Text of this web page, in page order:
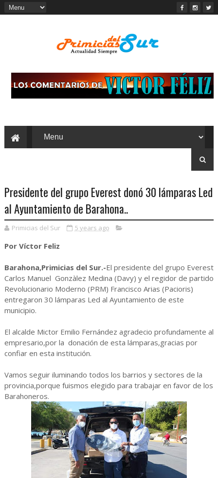
Presidente del grupo Everest donó 30 lámparas Led
al Ayuntamiento de Barahona..
Primicias del Sur 5 years ago
Por Víctor Feliz
Barahona,Primicias del Sur.-El presidente del grupo Everest
Carlos Manuel Gonzàlez Medina (Davy) y el regidor de partido
Revolucionario Moderno (PRM) Francisco Arias (Pacioris)
entregaron 30 lámparas Led al Ayuntamiento de este
municipio.
El alcalde Mictor Emilio Fernández agradecio profundamente al
empresario,por la donación de esta lámparas,gracias por
confiar en esta institución.
Vamos seguir iluminando todos los barrios y sectores de la
provincia,porque fuismos elegido para trabajar en favor de los
Barahoneros.